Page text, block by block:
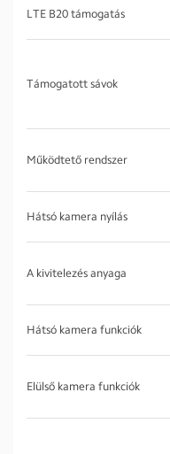
LTE B20 támogatás
Támogatott sávok
Működtető rendszer
Hátsó kamera nyílás
A kivitelezés anyaga
Hátsó kamera funkciók
Elülső kamera funkciók